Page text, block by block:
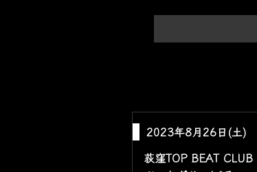
2023年8月26日(土)
荻窪TOP BEAT CLUB